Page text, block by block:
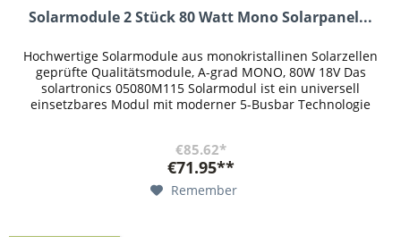
Solarmodule 2 Stück 80 Watt Mono Solarpanel...
Hochwertige Solarmodule aus monokristallinen Solarzellen
geprüfte Qualitätsmodule, A-grad MONO, 80W 18V Das
solartronics 05080M115 Solarmodul ist ein universell
einsetzbares Modul mit moderner 5-Busbar Technologie
€85.62*
€71.95**
Remember